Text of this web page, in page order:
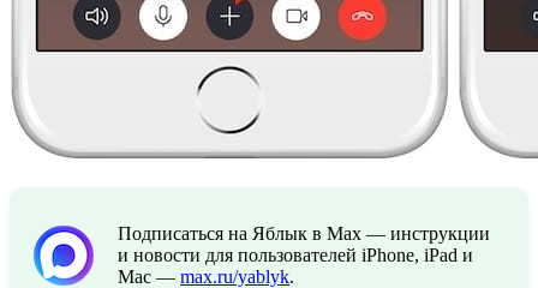
Подписаться на Яблык в Max — инструкции
и новости для пользователей iPhone, iPad и
Mac — max.ru/yablyk.